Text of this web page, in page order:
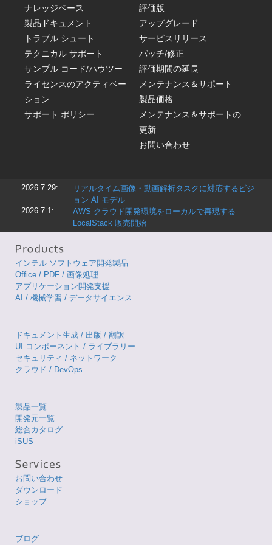
ナレッジベース
製品ドキュメント
トラブル シュート
テクニカル サポート
サンプル コード/ハウツー
ライセンスのアクティベー
ション
サポート ポリシー
評価版
アップグレード
サービスリリース
パッチ/修正
評価期間の延長
メンテナンス＆サポート
製品価格
メンテナンス＆サポートの
更新
お問い合わせ
2026.7.29:
リアルタイム画像・動画解析タスクに対応するビジ
ョン AI モデル
2026.7.1:
AWS クラウド開発環境をローカルで再現する
LocalStack 販売開始
インテル ソフトウェア開発製品
Office / PDF / 画像処理
アプリケーション開発支援
AI / 機械学習 / データサイエンス
ドキュメント生成 / 出版 / 翻訳
UI コンポーネント / ライブラリー
セキュリティ / ネットワーク
クラウド / DevOps
製品一覧
開発元一覧
総合カタログ
iSUS
お問い合わせ
ダウンロード
ショップ
ブログ